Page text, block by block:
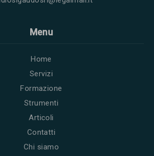
Menu
Home
Servizi
Formazione
Strumenti
Articoli
Contatti
Chi siamo